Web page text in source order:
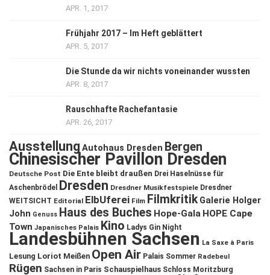
APR. 1, 2017
Frühjahr 2017 – Im Heft geblättert
APR. 5, 2017
Die Stunde da wir nichts voneinander wussten
APR. 8, 2017
Rauschhafte Rachefantasie
APR. 26, 2017
Ausstellung Autohaus Dresden Bergen
Chinesischer Pavillon Dresden
Deutsche Post Die Ente bleibt draußen Drei Haselnüsse für
Aschenbrödel
Dresden Dresdner Musikfestspiele Dresdner
WEITSICHT Editorial ElbUferei Film Filmkritik Galerie Holger
John Genuss Haus des Buches Hope-Gala HOPE Cape
Town Japanisches Palais Kino Ladys Gin Night
Landesbühnen Sachsen La Saxe à Paris
Lesung Loriot Meißen Open Air Palais Sommer Radebeul
Rügen Sachsen in Paris Schauspielhaus Schloss Moritzburg